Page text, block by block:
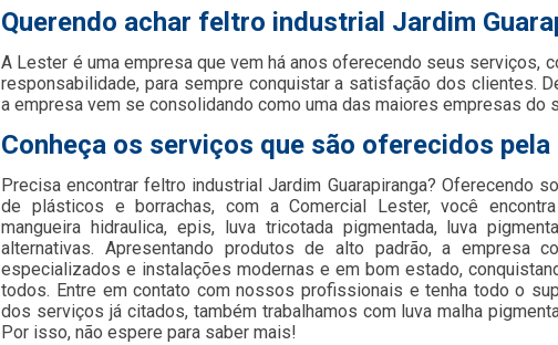
Querendo achar feltro industrial Jardim
A Lester é uma empresa que vem há anos oferecendo seus serviços,
responsabilidade, para sempre conquistar a satisfação dos clientes.
a empresa vem se consolidando como uma das maiores empresas do
Conheça os serviços que são oferecidos pela
Precisa encontrar feltro industrial Jardim Guarapiranga? Oferecendo
de plásticos e borrachas, com a Comercial Lester, você
mangueira hidraulica, epis, luva tricotada pigmentada, luva
alternativas. Apresentando produtos de alto padrão, a empresa
especializados e instalações modernas e em bom estado,
todos. Entre em contato com nossos profissionais e tenha todo o
dos serviços já citados, também trabalhamos com luva malha
Por isso, não espere para saber mais!